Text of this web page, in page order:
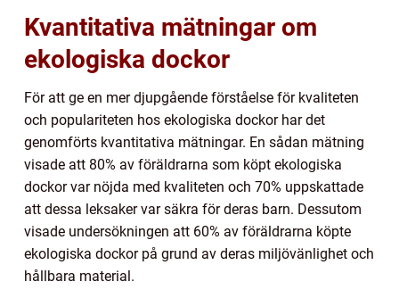
Kvantitativa mätningar om
ekologiska dockor
För att ge en mer djupgående förståelse för kvaliteten
och populariteten hos ekologiska dockor har det
genomförts kvantitativa mätningar. En sådan mätning
visade att 80% av föräldrarna som köpt ekologiska
dockor var nöjda med kvaliteten och 70% uppskattade
att dessa leksaker var säkra för deras barn. Dessutom
visade undersökningen att 60% av föräldrarna köpte
ekologiska dockor på grund av deras miljövänlighet och
hållbara material.